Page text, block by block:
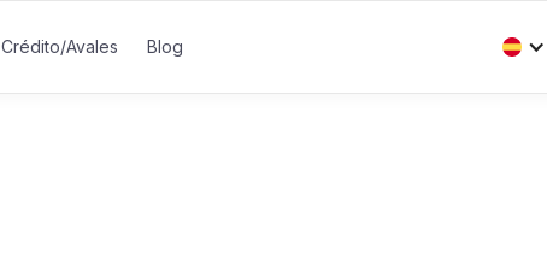
Crédito/Avales Blog